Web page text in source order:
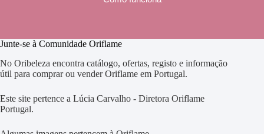
Junte-se à Comunidade Oriflame
No Oribeleza encontra catálogo, ofertas, registo e informação
útil para comprar ou vender Oriflame em Portugal.
Este site pertence a Lúcia Carvalho - Diretora Oriflame
Portugal.